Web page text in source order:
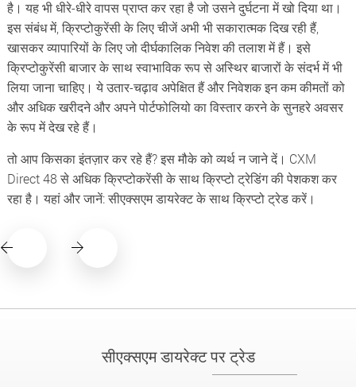
है। यह भी धीरे-धीरे वापस प्राप्त कर रहा है जो उसने दुर्घटना में खो दिया था।
इस संबंध में, क्रिप्टोकुरेंसी के लिए चीजें अभी भी सकारात्मक दिख रही हैं,
खासकर व्यापारियों के लिए जो दीर्घकालिक निवेश की तलाश में हैं। इसे
क्रिप्टोकुरेंसी बाजार के साथ स्वाभाविक रूप से अस्थिर बाजारों के संदर्भ में भी
लिया जाना चाहिए। ये उतार-चढ़ाव अपेक्षित हैं और निवेशक इन कम कीमतों को
और अधिक खरीदने और अपने पोर्टफोलियो का विस्तार करने के सुनहरे अवसर
के रूप में देख रहे हैं।
तो आप किसका इंतज़ार कर रहे हैं? इस मौके को व्यर्थ न जाने दें। CXM
Direct 48 से अधिक क्रिप्टोकरेंसी के साथ क्रिप्टो ट्रेडिंग की पेशकश कर
रहा है। यहां और जानें: सीएक्सएम डायरेक्ट के साथ क्रिप्टो ट्रेड करें।
सीएक्सएम डायरेक्ट पर ट्रेड